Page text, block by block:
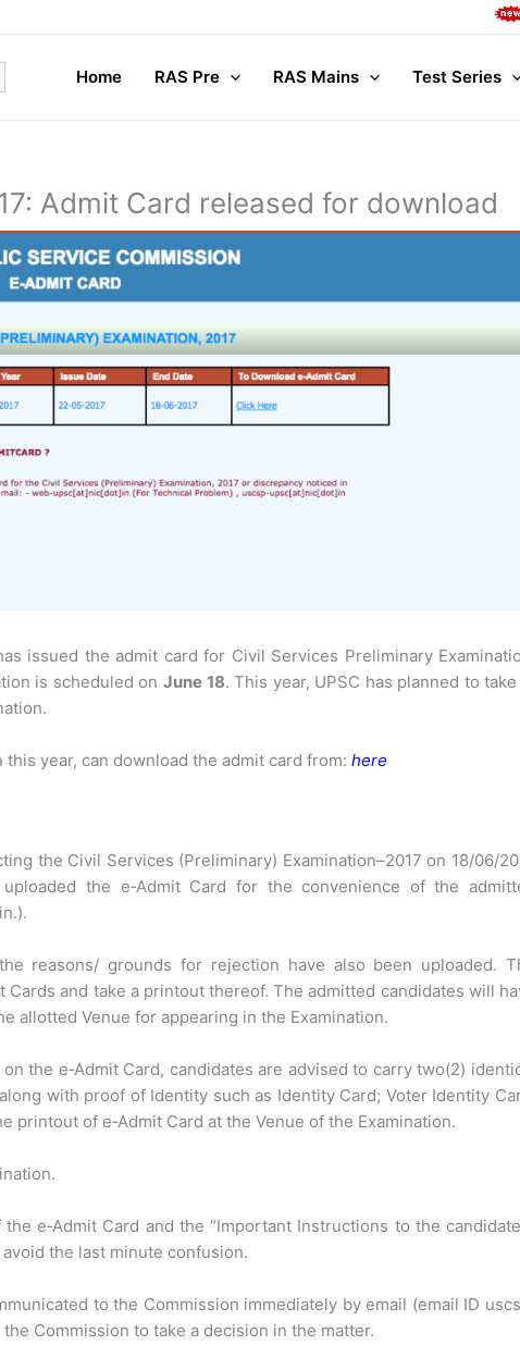
Home RAS Pre RAS Mains Test Series
Admit Card released for download
issued the admit card for Civil Services Preliminary
is scheduled onJune 18. This year, UPSC has planned to
year, can download the admit card from: here
the Civil Services (Preliminary) Examination–2017 on 18/06/
the e‐Admit Card for the convenience of the
reasons/ grounds for rejection have also been uploaded.
and take a printout thereof. The admitted candidates will
allotted Venue for appearing in the Examination.
the e‐Admit Card, candidates are advised to carry two(2)
with proof of Identity such as Identity Card; Voter Identity
printout of e‐Admit Card at the Venue of the Examination.
e‐Admit Card and the “Important Instructions to the
the last minute confusion.
to the Commission immediately by email (email ID
Commission to take a decision in the matter.